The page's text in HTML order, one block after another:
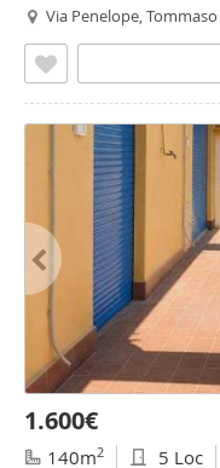
Via Penelope,
1.600€
140m2 5 Loc